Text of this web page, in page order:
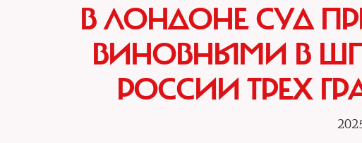
В ЛОНДОНЕ СУД
ВИНОВНЫМИ В
РОССИИ ТРЕХ